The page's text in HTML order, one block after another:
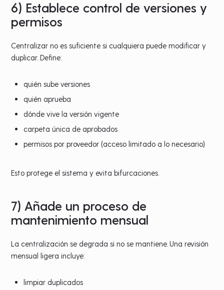
6) Establece control de versiones y
permisos
Centralizar no es suficiente si cualquiera puede modificar y
duplicar. Define:
quién sube versiones
quién aprueba
dónde vive la versión vigente
carpeta única de aprobados
permisos por proveedor (acceso limitado a lo necesario)
Esto protege el sistema y evita bifurcaciones.
7) Añade un proceso de
mantenimiento mensual
La centralización se degrada si no se mantiene. Una revisión
mensual ligera incluye:
limpiar duplicados